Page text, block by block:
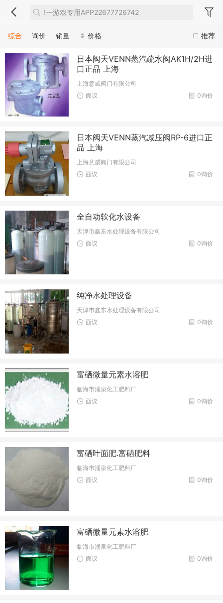
推荐
综合 询价 销量 价格
日本阀天VENN蒸汽疏水阀AK1H/2H进
口正品 上海
上海意威阀门有限公司
0询价
面议
日本阀天VENN蒸汽减压阀RP-6进口正
品 上海
上海意威阀门有限公司
0询价
面议
全自动软化水设备
天津市鑫东水处理设备有限公司
0询价
面议
纯净水处理设备
天津市鑫东水处理设备有限公司
0询价
面议
富硒微量元素水溶肥
临海市涌泉化工肥料厂
0询价
面议
富硒叶面肥.富硒肥料
临海市涌泉化工肥料厂
0询价
面议
富硒微量元素水溶肥
临海市涌泉化工肥料厂
0询价
面议